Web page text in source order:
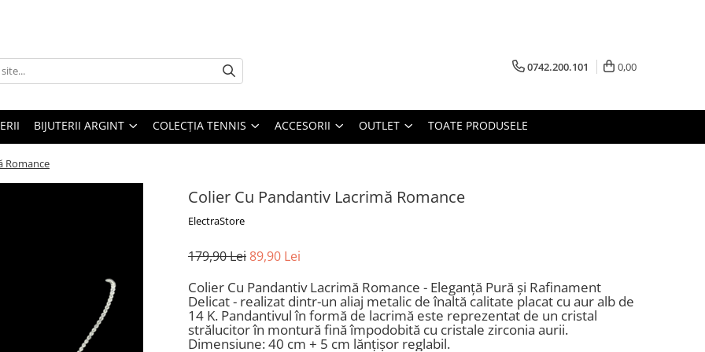
0742.200.101 0,00
BIJUTERII ARGINT COLECȚIA TENNIS ACCESORII OUTLET TOATE PRODUSELE
Romance
Colier Cu Pandantiv Lacrimă Romance
ElectraStore
179,90 Lei89,90 Lei
Colier Cu Pandantiv Lacrimă Romance - Eleganță Pură și Rafinament
Delicat - realizat dintr-un aliaj metalic de înaltă calitate placat cu aur alb de
14 K. Pandantivul în formă de lacrimă este reprezentat de un cristal
strălucitor în montură fină împodobită cu cristale zirconia aurii.
Dimensiune: 40 cm + 5 cm lănțișor reglabil.